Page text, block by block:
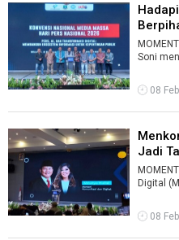
Soni
08
Jadi
Digital
08